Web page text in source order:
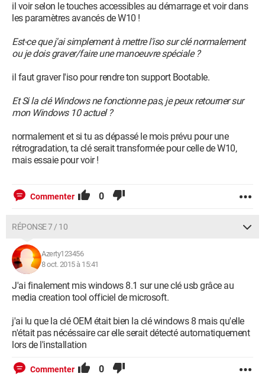
il voir selon le touches accessibles au démarrage et voir dans
les paramètres avancés de W10 !
Est-ce que j'ai simplement à mettre l'iso sur clé normalement
ou je dois graver/faire une manoeuvre spéciale ?
il faut graver l'iso pour rendre ton support Bootable.
Et Si la clé Windows ne fonctionne pas, je peux retourner sur
mon Windows 10 actuel ?
normalement et si tu as dépassé le mois prévu pour une
rétrogradation, ta clé serait transformée pour celle de W10,
mais essaie pour voir !
Commenter 0
RÉPONSE 7 / 10
Azerty123456
8 oct. 2015 à 15:41
J'ai finalement mis windows 8.1 sur une clé usb grâce au
media creation tool officiel de microsoft.
j'ai lu que la clé OEM était bien la clé windows 8 mais qu'elle
n'était pas nécéssaire car elle serait détecté automatiquement
lors de l'installation
Commenter 0